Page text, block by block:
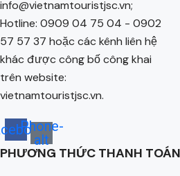
info@vietnamtouristjsc.vn;
Hotline: 0909 04 75 04 - 0902
57 57 37 hoặc các kênh liên hệ
khác được công bố công khai
trên website:
vietnamtouristjsc.vn.
Phone-
alt
PHƯƠNG THỨC THANH